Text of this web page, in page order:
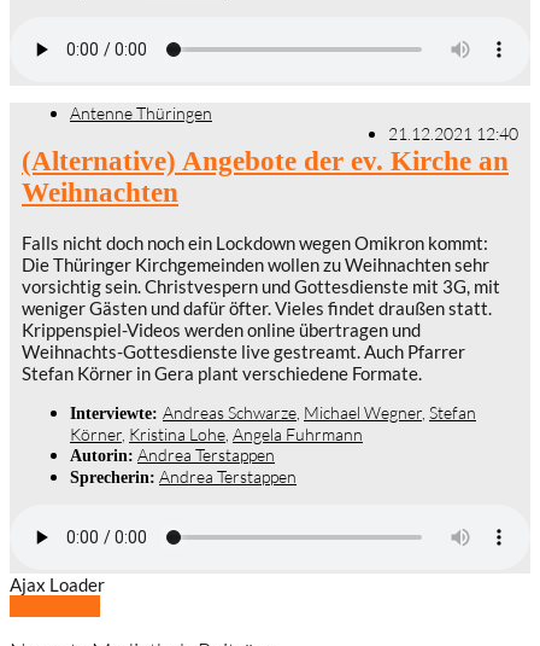
Antenne Thüringen
21.12.2021 12:40
(Alternative) Angebote der ev. Kirche an
Weihnachten
Falls nicht doch noch ein Lockdown wegen Omikron kommt:
Die Thüringer Kirchgemeinden wollen zu Weihnachten sehr
vorsichtig sein. Christvespern und Gottesdienste mit 3G, mit
weniger Gästen und dafür öfter. Vieles findet draußen statt.
Krippenspiel-Videos werden online übertragen und
Weihnachts-Gottesdienste live gestreamt. Auch Pfarrer
Stefan Körner in Gera plant verschiedene Formate.
Interviewte: Andreas Schwarze Michael Wegner Stefan
Körner Kristina Lohe Angela Fuhrmann
Autorin: Andrea Terstappen
Sprecherin: Andrea Terstappen
Ajax Loader